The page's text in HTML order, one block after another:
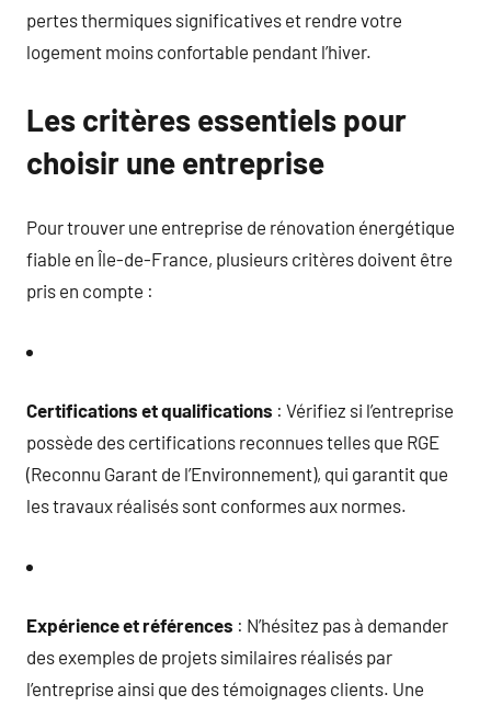
pertes thermiques significatives et rendre votre
logement moins confortable pendant l’hiver.
Les critères essentiels pour
choisir une entreprise
Pour trouver une entreprise de rénovation énergétique
fiable en Île-de-France, plusieurs critères doivent être
pris en compte :
Certifications et qualifications : Vérifiez si l’entreprise
possède des certifications reconnues telles que RGE
(Reconnu Garant de l’Environnement), qui garantit que
les travaux réalisés sont conformes aux normes.
Expérience et références : N’hésitez pas à demander
des exemples de projets similaires réalisés par
l’entreprise ainsi que des témoignages clients. Une